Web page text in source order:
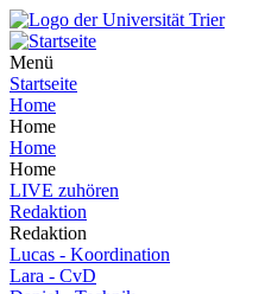
Menü
Startseite
Home
Home
Home
Home
LIVE zuhören
Redaktion
Redaktion
Lucas - Koordination
Lara - CvD